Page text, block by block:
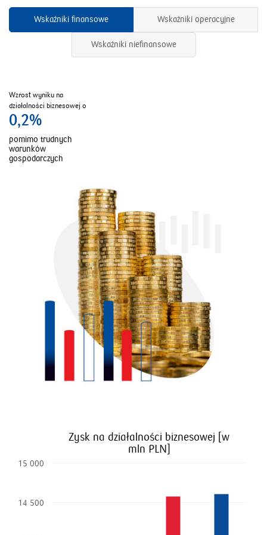
Wskaźniki finansowe Wskaźniki operacyjne
Wskaźniki niefinansowe
Wzrost wyniku na
działalności biznesowej o
0,2%
pomimo trudnych
warunków
gospodarczych
Zysk na działalności biznesowej [w
mln PLN]
14 500
15 000
Poprawa dyscypliny
kosztowej o
0,3 p.p.
w stosunku
do 2019 r.
Wskaźnik C/I [%]
Strategia banku zakłada
koszt ryzyka w przedziale
60-75 pb.
w perspektywie
2022 r.
Koszt ryzyka [%]
0,7